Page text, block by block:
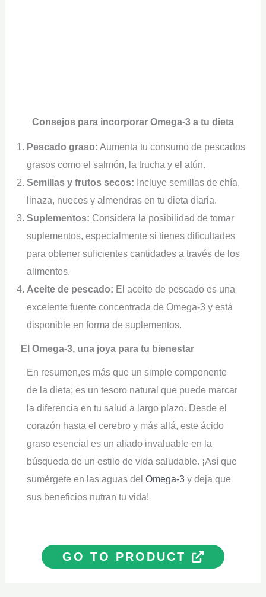
Consejos para incorporar Omega-3 a tu dieta
Pescado graso: Aumenta tu consumo de pescados
grasos como el salmón, la trucha y el atún.
Semillas y frutos secos: Incluye semillas de chía,
linaza, nueces y almendras en tu dieta diaria.
Suplementos: Considera la posibilidad de tomar
suplementos, especialmente si tienes dificultades
para obtener suficientes cantidades a través de los
alimentos.
Aceite de pescado: El aceite de pescado es una
excelente fuente concentrada de Omega-3 y está
disponible en forma de suplementos.
El Omega-3, una joya para tu bienestar
En resumen,es más que un simple componente
de la dieta; es un tesoro natural que puede marcar
la diferencia en tu salud a largo plazo. Desde el
corazón hasta el cerebro y más allá, este ácido
graso esencial es un aliado invaluable en la
búsqueda de un estilo de vida saludable. ¡Así que
sumérgete en las aguas delOmega-3 y deja que
sus beneficios nutran tu vida!
GO TO PRODUCT